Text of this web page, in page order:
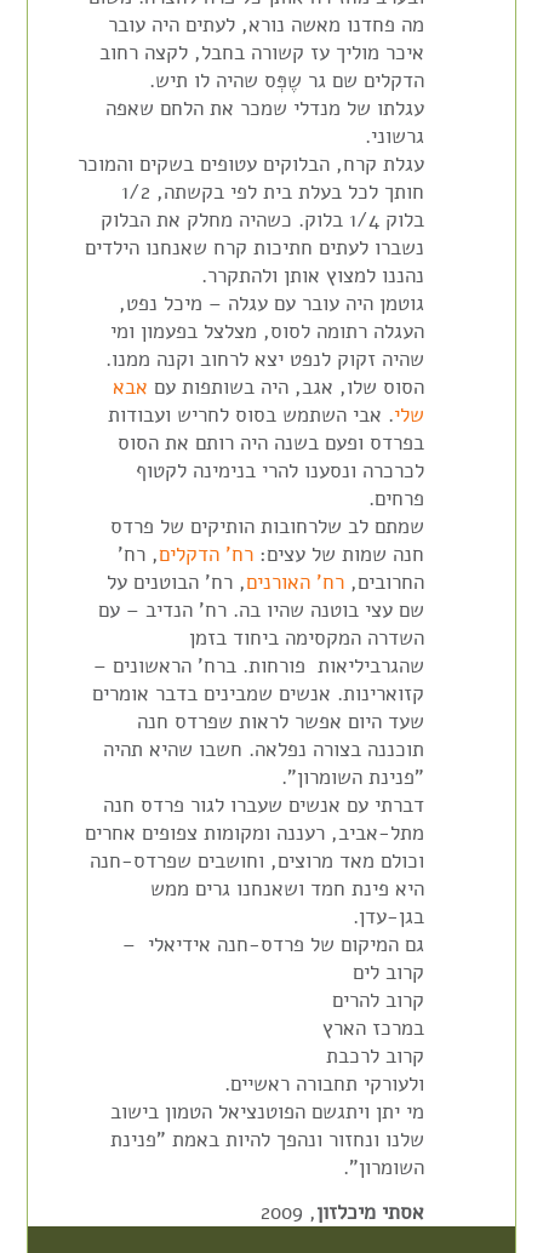
מה פחדנו מאשה נורא, לעתים היה עובר
איכר מוליך עז קשורה בחבל, לקצה רחוב
הדקלים שם גר שֶפְּס שהיה לו תיש.
עגלתו של מנדלי שמכר את הלחם שאפה
גרשוני.
עגלת קרח, הבלוקים עטופים בשקים והמוכר
חותך לכל בעלת בית לפי בקשתה, 1/2
בלוק 1/4 בלוק. כשהיה מחלק את הבלוק
נשברו לעתים חתיכות קרח שאנחנו הילדים
נהננו למצוץ אותן ולהתקרר.
גוטמן היה עובר עם עגלה – מיכל נפט,
העגלה רתומה לסוס, מצלצל בפעמון ומי
שהיה זקוק לנפט יצא לרחוב וקנה ממנו.
הסוס שלו, אגב, היה בשותפות עם אבא
שלי. אבי השתמש בסוס לחריש ועבודות
בפרדס ופעם בשנה היה רותם את הסוס
לכרכרה ונסענו להרי בנימינה לקטוף
פרחים.
שמתם לב שלרחובות הותיקים של פרדס
חנה שמות של עצים:רח' הדקלים, רח'
החרובים,רח' האורנים, רח' הבוטנים על
שם עצי בוטנה שהיו בה. רח' הנדיב – עם
השדרה המקסימה ביחוד בזמן
שהגרביליאות פורחות. ברח' הראשונים –
קזוארינות. אנשים שמבינים בדבר אומרים
שעד היום אפשר לראות שפרדס חנה
תוכננה בצורה נפלאה. חשבו שהיא תהיה
"פנינת השומרון".
דברתי עם אנשים שעברו לגור פרדס חנה
מתל-אביב, רעננה ומקומות צפופים אחרים
וכולם מאד מרוצים, וחושבים שפרדס-חנה
היא פינת חמד ושאנחנו גרים ממש
בגן-עדן.
גם המיקום של פרדס-חנה אידיאלי –
קרוב לים
קרוב להרים
במרכז הארץ
קרוב לרכבת
ולעורקי תחבורה ראשיים.
מי יתן ויתגשם הפוטנציאל הטמון בישוב
שלנו ונחזור ונהפך להיות באמת "פנינת
השומרון".
אסתי מיכלזון, 2009